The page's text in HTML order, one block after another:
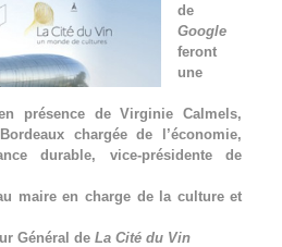
de
Google
feront
une
présence de Virginie Calmels,
chargée de l’économie,
durable, vice-présidente de
maire en charge de la culture et
Général de La Cité du Vin